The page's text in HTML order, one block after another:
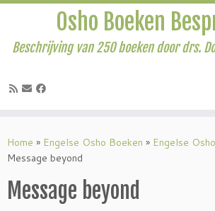
naar
inhoud
Osho Boeken
Beschrijving van 250 boeken door drs.
Home » Engelse Osho Boeken » Engelse
Message beyond
Message beyond